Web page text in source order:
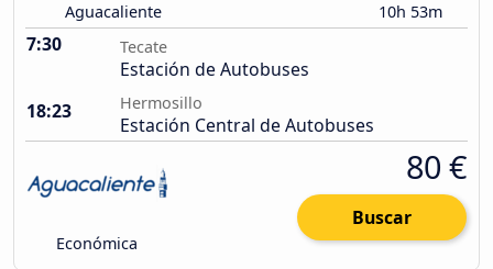
Aguacaliente 10h 53m
7:30 Tecate
Estación de Autobuses
18:23
Hermosillo
Estación Central de Autobuses
Económica
80 €
Buscar